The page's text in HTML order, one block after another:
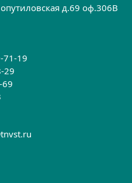
д.69 оф.306B
71-19
29
69